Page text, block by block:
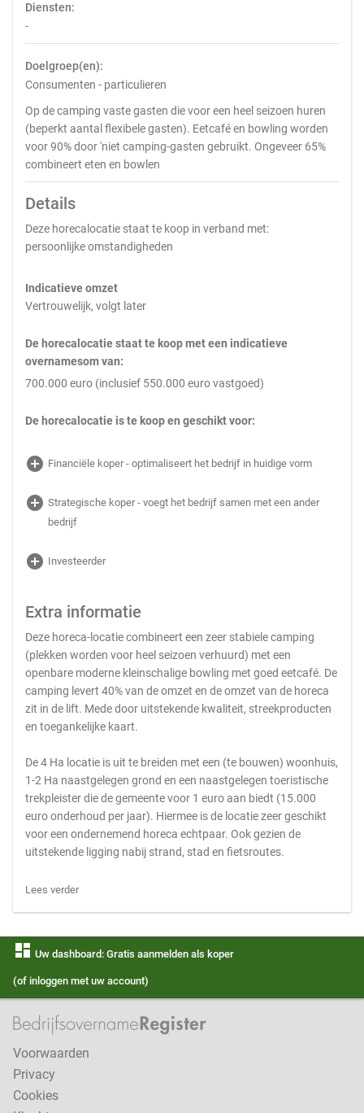
Diensten:
-
Doelgroep(en):
Consumenten - particulieren
Op de camping vaste gasten die voor een heel seizoen huren
(beperkt aantal flexibele gasten). Eetcafé en bowling worden
voor 90% door 'niet camping-gasten gebruikt. Ongeveer 65%
combineert eten en bowlen
Details
Deze horecalocatie staat te koop in verband met:
persoonlijke omstandigheden
Indicatieve omzet
Vertrouwelijk, volgt later
De horecalocatie staat te koop met een indicatieve
overnamesom van:
700.000 euro (inclusief 550.000 euro vastgoed)
De horecalocatie is te koop en geschikt voor:
add_circle Financiële koper - optimaliseert het bedrijf in huidige vorm
add_circle Strategische koper - voegt het bedrijf samen met een ander
bedrijf
add_circle Investeerder
Extra informatie
Deze horeca-locatie combineert een zeer stabiele camping
(plekken worden voor heel seizoen verhuurd) met een
openbare moderne kleinschalige bowling met goed eetcafé. De
camping levert 40% van de omzet en de omzet van de horeca
zit in de lift. Mede door uitstekende kwaliteit, streekproducten
en toegankelijke kaart.
De 4 Ha locatie is uit te breiden met een (te bouwen) woonhuis,
1-2 Ha naastgelegen grond en een naastgelegen toeristische
trekpleister die de gemeente voor 1 euro aan biedt (15.000
euro onderhoud per jaar). Hiermee is de locatie zeer geschikt
voor een ondernemend horeca echtpaar. Ook gezien de
uitstekende ligging nabij strand, stad en fietsroutes.
Lees verder
dashboard Uw dashboard: Gratis aanmelden als koper
(of inloggen met uw account)
Voorwaarden
Privacy
Cookies